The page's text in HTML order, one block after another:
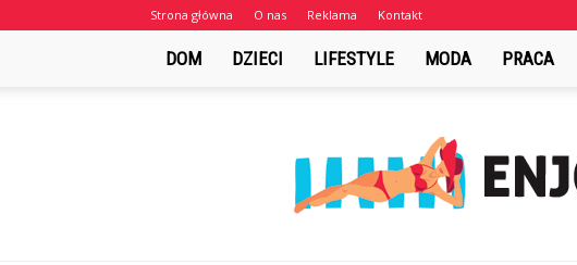
Strona główna O nas Reklama Kontakt
DOM DZIECI LIFESTYLE MODA PRACA